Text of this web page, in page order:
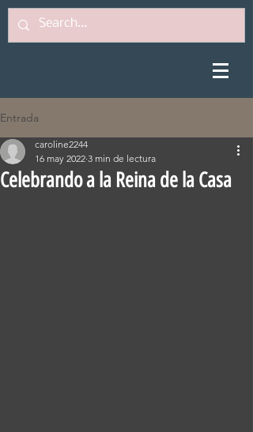
Entrada
Celebrando a la Reina de la Casa
caroline2244
16 may 2022 3 min de lectura